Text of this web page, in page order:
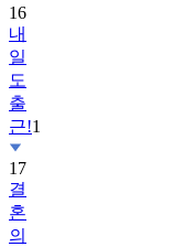
16
내
일
도
출
근!1
17
결
혼
의